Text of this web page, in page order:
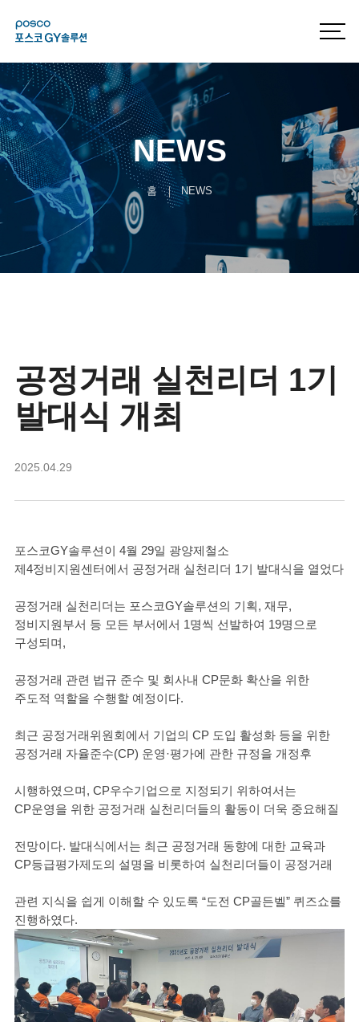
NEWS
홈 NEWS
공정거래 실천리더 1기
발대식 개최
2025.04.29
포스코GY솔루션이 4월 29일 광양제철소
제4정비지원센터에서 공정거래 실천리더 1기 발대식을 열었다
공정거래 실천리더는 포스코GY솔루션의 기획, 재무,
정비지원부서 등 모든 부서에서 1명씩 선발하여 19명으로
구성되며,
공정거래 관련 법규 준수 및 회사내 CP문화 확산을 위한
주도적 역할을 수행할 예정이다.
최근 공정거래위원회에서 기업의 CP 도입 활성화 등을 위한
공정거래 자율준수(CP) 운영·평가에 관한 규정을 개정후
시행하였으며, CP우수기업으로 지정되기 위하여서는
CP운영을 위한 공정거래 실천리더들의 활동이 더욱 중요해질
전망이다. 발대식에서는 최근 공정거래 동향에 대한 교육과
CP등급평가제도의 설명을 비롯하여 실천리더들이 공정거래
관련 지식을 쉽게 이해할 수 있도록 “도전 CP골든벨” 퀴즈쇼를
진행하였다.